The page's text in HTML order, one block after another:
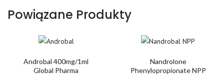
Powiązane Produkty
Androbal 400mg/1ml
Global Pharma
Nandrolone
Phenylopropionate NPP